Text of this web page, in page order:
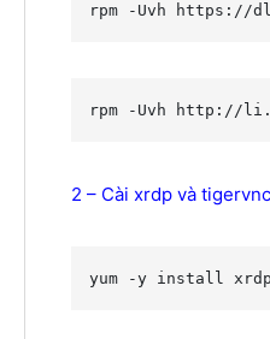
rpm -Uvh https://
rpm -Uvh http://
2 – Cài xrdp và tigervnc
yum -y install